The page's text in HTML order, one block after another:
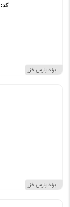
برند پارس خزر
کد: 90820400
برند پارس خزر